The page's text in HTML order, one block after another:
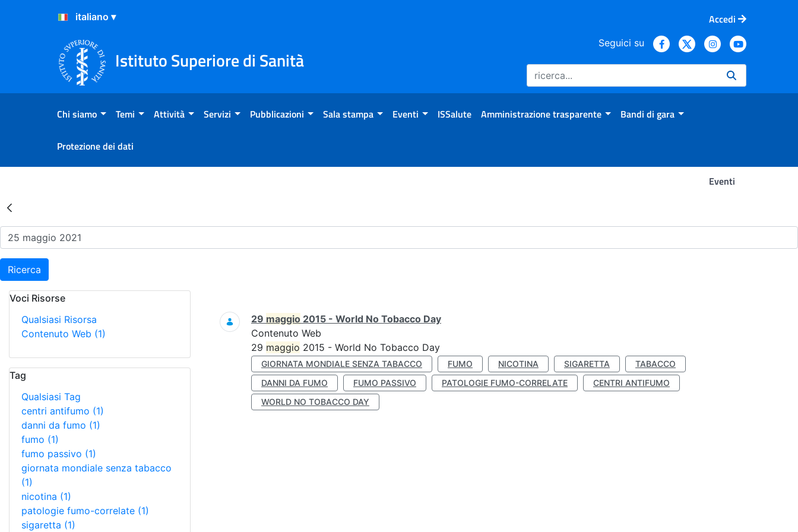
Salta al Contenuto
Salta al Footer
Accedi
Istituto Superiore di Sanità
Seguici su
Chi siamo Temi Attività Servizi Pubblicazioni Sala stampa Eventi ISSalute Amministrazione trasparente Bandi di gara
Protezione dei dati
Eventi
Risultati della Ricerca - Eventi
Ricerca
Voci Risorse
Qualsiasi Risorsa
Contenuto Web (1)
Tag
Qualsiasi Tag
centri antifumo (1)
danni da fumo (1)
fumo (1)
fumo passivo (1)
giornata mondiale senza tabacco
(1)
nicotina (1)
patologie fumo-correlate (1)
sigaretta (1)
Ricerca
29 maggio 2015 - World No Tobacco Day
Contenuto Web
29 maggio 2015 - World No Tobacco Day
GIORNATA MONDIALE SENZA TABACCO FUMO NICOTINA SIGARETTA
TABACCO
DANNI DA FUMO
FUMO PASSIVO PATOLOGIE FUMO-CORRELATE
CENTRI ANTIFUMO
WORLD NO TOBACCO DAY